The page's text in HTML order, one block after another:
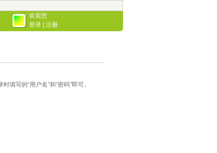
欢迎您
登录
注册
写的“用户名”和“密码”即可。